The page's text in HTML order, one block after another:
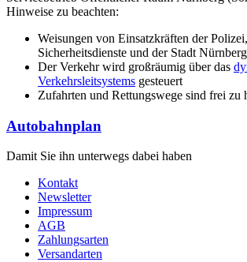
Hinweise zu beachten:
Weisungen von Einsatzkräften der
Sicherheitsdienste und der Stadt
Der Verkehr wird großräumig über das
Verkehrsleitsystems gesteuert
Zufahrten und Rettungswege sind frei zu
Autobahnplan
Damit Sie ihn unterwegs dabei haben
Kontakt
Newsletter
Impressum
AGB
Zahlungsarten
Versandarten